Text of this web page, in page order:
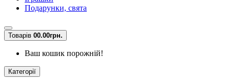
Подарунки, свята
Товарів 00.00грн.
Ваш кошик порожній!
Категорії